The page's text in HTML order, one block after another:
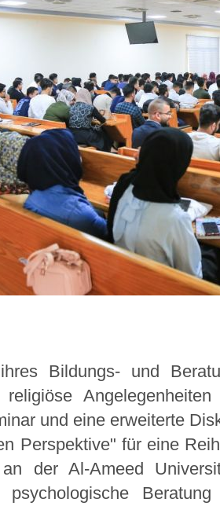
Bildungs- und
und eine erweiterte
Perspektive" für eine
an der Al-Ameed
psychologische